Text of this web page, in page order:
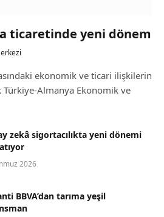
ticaretinde yeni dönem
ekonomik ve ticari ilişkilerin
Almanya Ekonomik ve
zekâ sigortacılıkta yeni dönemi
2026
BBVA’dan tarıma yeşil